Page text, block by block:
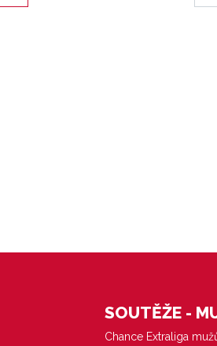
SOUTĚŽE -
Chance Extraliga